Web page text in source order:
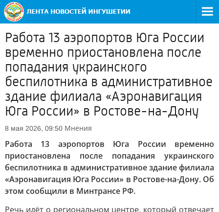
Работа 13 аэропортов Юга России
временно приостановлена после
попадания украинского
беспилотника в административное
здание филиала «Аэронавигация
Юга России» в Ростове-на-Дону
8 мая 2026, 09:50 Мнения
Работа 13 аэропортов Юга России временно
приостановлена после попадания украинского
беспилотника в административное здание филиала
«Аэронавигация Юга России» в Ростове-на-Дону. Об
этом сообщили в Минтрансе РФ.
Речь идёт о региональном центре, который отвечает